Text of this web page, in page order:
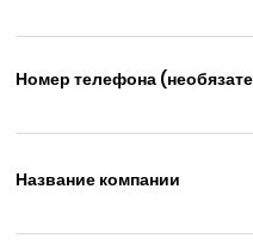
Номер телефона
Название компании